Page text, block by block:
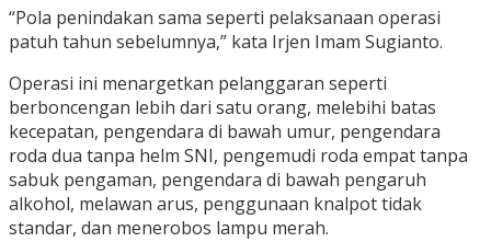
“Pola penindakan sama seperti pelaksanaan operasi
patuh tahun sebelumnya,” kata Irjen Imam Sugianto.
Operasi ini menargetkan pelanggaran seperti
berboncengan lebih dari satu orang, melebihi batas
kecepatan, pengendara di bawah umur, pengendara
roda dua tanpa helm SNI, pengemudi roda empat tanpa
sabuk pengaman, pengendara di bawah pengaruh
alkohol, melawan arus, penggunaan knalpot tidak
standar, dan menerobos lampu merah.